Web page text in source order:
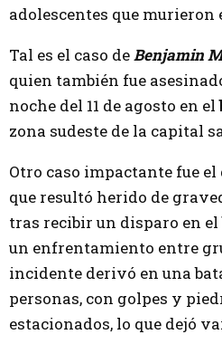
adolescentes que
Tal es el caso deBenjamin
quien también fue
noche del 11 de agosto en el
zona sudeste de la capital
Otro caso impactante fue el
que resultó herido de
tras recibir un disparo en el
un enfrentamiento entre
incidente derivó en una
personas, con golpes y
estacionados, lo que dejó